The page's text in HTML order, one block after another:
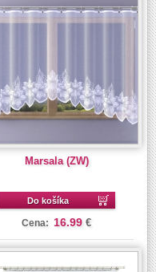
Marsala (ZW)
Do košíka
Cena: 16.99 €